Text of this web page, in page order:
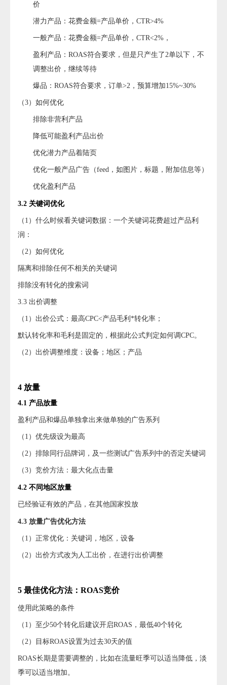
价
潜力产品：花费金额=产品单价，CTR>4%
一般产品：花费金额=产品单价，CTR<2%，
盈利产品：ROAS符合要求，但是只产生了2单以下，不
调整出价，继续等待
爆品：ROAS符合要求，订单>2，预算增加15%~30%
（3）如何优化
排除非营利产品
降低可能盈利产品出价
优化潜力产品着陆页
优化一般产品广告（feed，如图片，标题，附加信息等）
优化盈利产品
3.2 关键词优化
（1）什么时候看关键词数据：一个关键词花费超过产品利
润：
（2）如何优化
隔离和排除任何不相关的关键词
排除没有转化的搜索词
3.3 出价调整
（1）出价公式：最高CPC<产品毛利*转化率；
默认转化率和毛利是固定的，根据此公式判定如何调CPC。
（2）出价调整维度：设备；地区；产品
4 放量
4.1 产品放量
盈利产品和爆品单独拿出来做单独的广告系列
（1）优先级设为最高
（2）排除同行品牌词，及一些测试广告系列中的否定关键词
（3）竞价方法：最大化点击量
4.2 不同地区放量
已经验证有效的产品，在其他国家投放
4.3 放量广告优化方法
（1）正常优化：关键词，地区，设备
（2）出价方式改为人工出价，在进行出价调整
5 最佳优化方法：ROAS竞价
使用此策略的条件
（1）至少50个转化后建议开启ROAS，最低40个转化
（2）目标ROAS设置为过去30天的值
ROAS长期是需要调整的，比如在流量旺季可以适当降低，淡
季可以适当增加。